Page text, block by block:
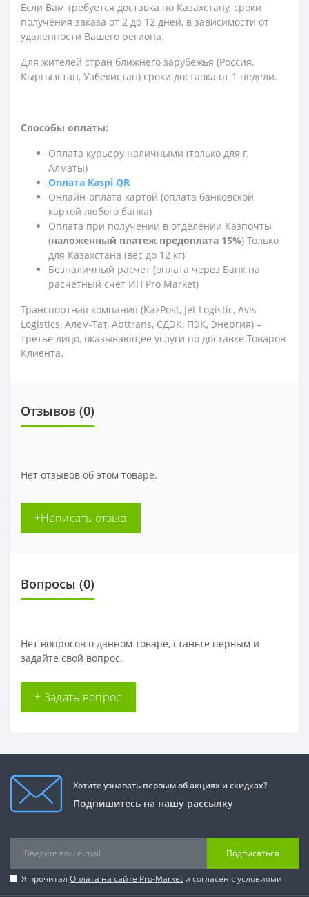
Если Вам требуется доставка по Казахстану, сроки
получения заказа от 2 до 12 дней, в зависимости от
удаленности Вашего региона.
Для жителей стран ближнего зарубежья (Россия,
Кыргызстан, Узбекистан) сроки доставка от 1 недели.
Способы оплаты:
Оплата курьеру наличными (только для г.
Алматы)
Оплата Kaspi QR
Онлайн-оплата картой (оплата банковской
картой любого банка)
Оплата при получении в отделении Казпочты
(наложенный платеж предоплата 15%) Только
для Казахстана (вес до 12 кг)
Безналичный расчет (оплата через Банк на
расчетный счет ИП Pro Market)
Транспортная компания (KazPost, Jet Logistic, Avis
Logistics, Алем-Тат, Abttrans, СДЭК, ПЭК, Энергия) –
третье лицо, оказывающее услуги по доставке Товаров
Клиента.
Отзывов (0)
Нет отзывов об этом товаре.
+Написать отзыв
Вопросы (0)
Нет вопросов о данном товаре, станьте первым и
задайте свой вопрос.
+ Задать вопрос
Хотите узнавать первым об акциях и скидках?
Подпишитесь на нашу рассылку
Подписаться
Я прочитал Оплата на сайте Pro-Market и согласен с условиями